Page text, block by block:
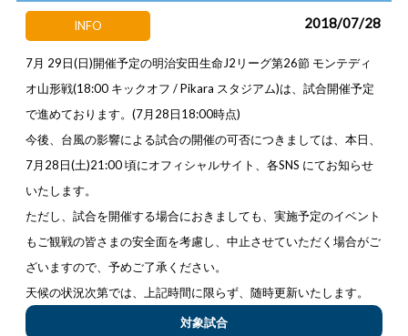
INFO 2018/07/28
7月 29日(日)開催予定の明治安田生命 J2 リーグ第26節 モンテディ
オ山形戦(18:00 キックオフ / Pikara スタジアム)は、試合開催予定
で進めております。 (7月28日18:00時点)
今後、台風の影響による試合の開催の可否につきましては、本日、
7月28日(土)21 :00 頃にオフィシャルサイト、各SNS にてお知らせ
いたします。
ただし、試合を開催する場合におきましても、実施予定のイベント
もご観戦の皆さまの安全面を考慮し、中止させていただく場合がご
ざいますので、予めご了承ください。
天候の状況次第では、上記時間に限らず、随時更新いたします。
対象試合